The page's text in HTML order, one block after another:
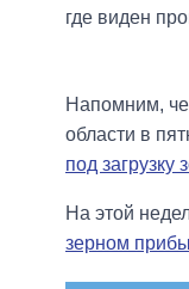
где виден
Напомним,
области в
под загрузку
На этой
зерном